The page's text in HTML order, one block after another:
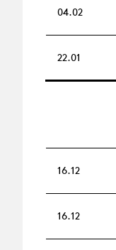
04.02
22.01
16.12
16.12